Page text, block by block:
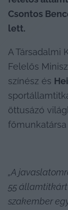
Csontos
lett.
A Társadalmi
Felelős
színész és
öttusázó
főmunkatársa
„A
55 államtitkárt
szakember